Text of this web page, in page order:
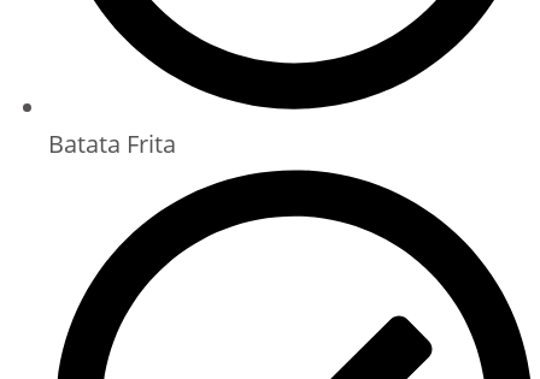
Batata Frita